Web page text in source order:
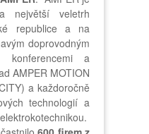
největší veletrh
republice a na
doprovodným
konferencemi a
AMPER MOTION
a každoročně
technologií a